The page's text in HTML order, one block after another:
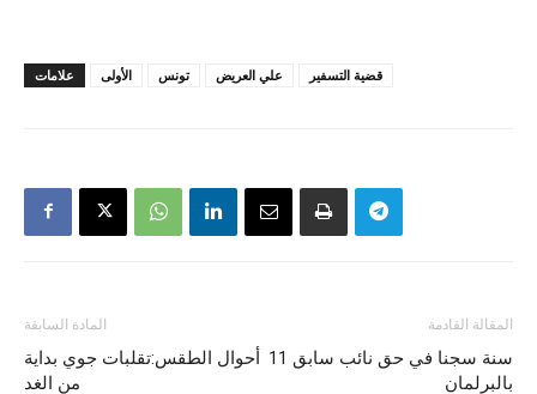
علامات الأولى تونس علي العريض قضية التسفير
المادة السابقة
أحوال الطقس:تقلبات جوي بداية
من الغد
المقالة القادمة
11 سنة سجنا في حق نائب سابق
بالبرلمان